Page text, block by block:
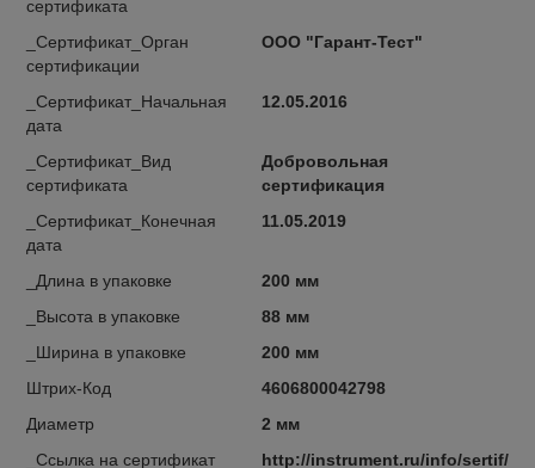
сертификата
_Сертификат_Орган
сертификации
ООО "Гарант-Тест"
_Сертификат_Начальная
дата
12.05.2016
_Сертификат_Вид
сертификата
Добровольная
сертификация
_Сертификат_Конечная
дата
11.05.2019
_Длина в упаковке
200 мм
_Высота в упаковке
88 мм
_Ширина в упаковке
200 мм
Штрих-Код
4606800042798
Диаметр
2 мм
_Ссылка на сертификат
http://instrument.ru/info/sertif/